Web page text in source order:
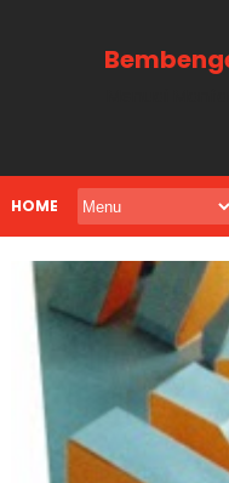
HOME